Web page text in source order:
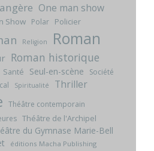
One man show
Show Polar Policier
Religion Roman
Roman historique
Santé Seul-en-scène
Société
Spiritualité Thriller
Théâtre contemporain
Théâtre de l'Archipel
du Gymnase Marie-Bell
éditions Macha Publishing